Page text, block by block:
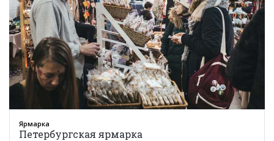
Ярмарка
Петербургская ярмарка